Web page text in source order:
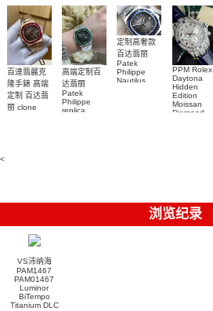
百達翡麗克
隆手錶 高端
定制 百达翡
丽 clone
高端定制百
达翡丽
Patek
Philippe
replica
定制高奢款
百达翡丽
Patek
Philippe
Nautilus
PPM Rolex
Daytona
Hidden
Edition
Moissan
Diamond
<
浏览纪录
VS沛纳海
PAM1467
PAM01467
Luminor
BiTempo
Titanium DLC